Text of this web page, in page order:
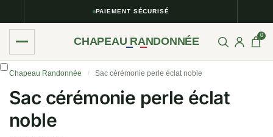
PAIEMENT SÉCURISÉ
CHAPEAU RANDONNÉE 0
Chapeau Randonnée / Sac cérémonie perle éclat noble
Sac cérémonie perle éclat
noble